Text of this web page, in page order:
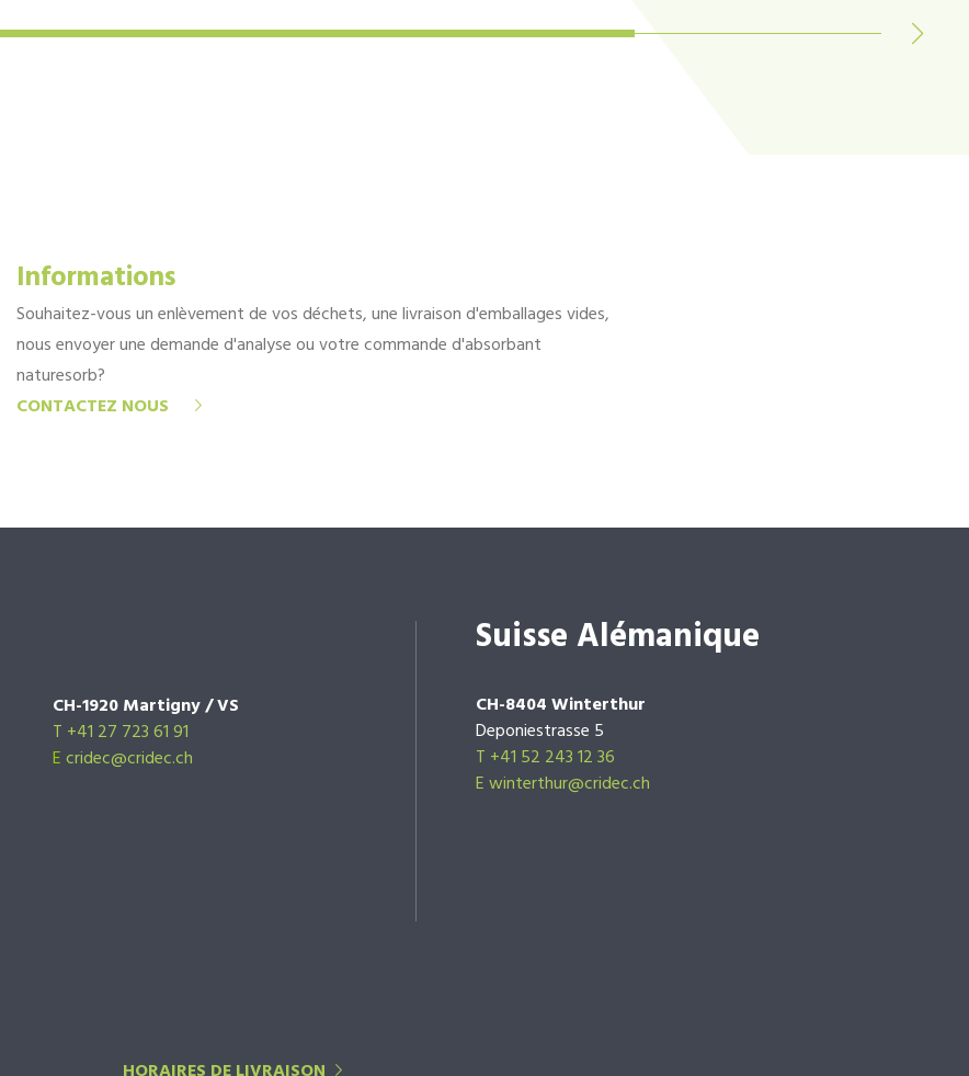
Informations
Souhaitez-vous un enlèvement de vos déchets, une livraison d'emballages vides,
nous envoyer une demande d'analyse ou votre commande d'absorbant
naturesorb?
CONTACTEZ NOUS
CH-1920 Martigny / VS
T +41 27 723 61 91
Ecridec@cridec.ch
Suisse Alémanique
CH-8404 Winterthur
Deponiestrasse 5
T +41 52 243 12 36
E winterthur@cridec.ch